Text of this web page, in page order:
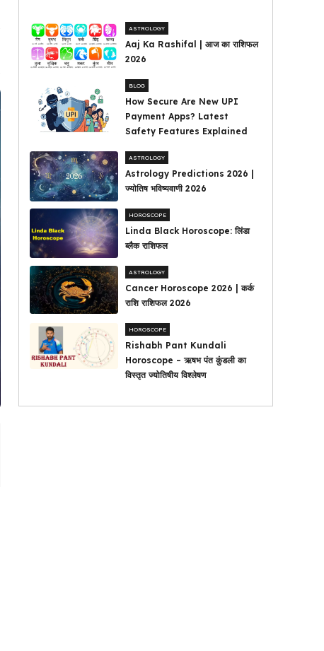
ASTROLOGY
Aaj Ka Rashifal | आज का राशिफल
2026
BLOG
How Secure Are New UPI
Payment Apps? Latest
Safety Features Explained
ASTROLOGY
Astrology Predictions 2026 |
ज्योतिष भविष्यवाणी 2026
HOROSCOPE
Linda Black Horoscope: लिंडा
ब्लैक राशिफल
ASTROLOGY
Cancer Horoscope 2026 | कर्क
राशि राशिफल 2026
HOROSCOPE
Rishabh Pant Kundali
Horoscope – ऋषभ पंत कुंडली का
विस्तृत ज्योतिषीय विश्लेषण